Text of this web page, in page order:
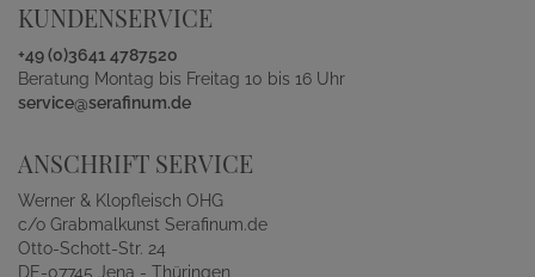
KUNDENSERVICE
+49 (0)3641 4787520
Beratung Montag bis Freitag 10 bis 16 Uhr
service@serafinum.de
ANSCHRIFT SERVICE
Werner & Klopfleisch OHG
c/o Grabmalkunst Serafinum.de
Otto-Schott-Str. 24
DE-07745 Jena - Thüringen